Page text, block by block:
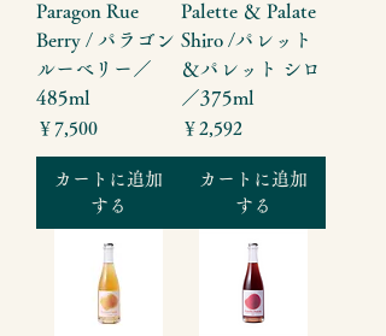
Paragon Rue
Berry / パラゴン
ルーベリー／
485ml
価格
￥7,500
カートに追加
する
Palette ＆ Palate
Shiro /パレット
＆パレット シロ
／375ml
価格
￥2,592
カートに追加
する